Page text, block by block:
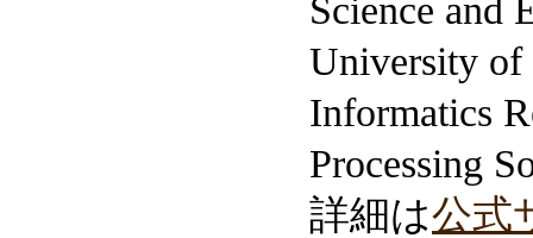
Science and
University of
Informatics
Processing
詳細は公式